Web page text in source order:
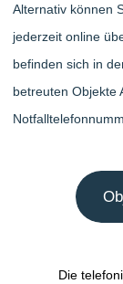
Alternativ können
jederzeit online
befinden sich in
betreuten Objekte
Die